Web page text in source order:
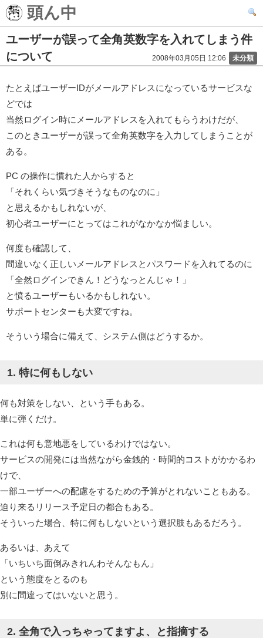
頭ん中
ユーザーが誤って全角英数字を入れてしまう件
について
2008年03月05日 12:06 未分類
たとえばユーザーIDがメールアドレスになっているサービスな
どでは
当然ログイン時にメールアドレスを入れてもらうわけだが、
このときユーザーが誤って全角英数字を入力してしまうことが
ある。
PC の操作に慣れた人からすると
「それくらい気づきそうなものなのに」
と思えるかもしれないが、
初心者ユーザーにとってはこれがなかなか悩ましい。
何度も確認して、
間違いなく正しいメールアドレスとパスワードを入れてるのに
「全然ログインできん！どうなっとんじゃ！」
と憤るユーザーもいるかもしれない。
サポートセンターも大変ですね。
そういう場合に備えて、システム側はどうするか。
1. 特に何もしない
何も対策をしない、という手もある。
単に弾くだけ。
これは何も意地悪をしているわけではない。
サービスの開発には当然ながら金銭的・時間的コストがかかるわ
けで、
一部ユーザーへの配慮をするための予算がとれないこともある。
迫り来るリリース予定日の都合もある。
そういった場合、特に何もしないという選択肢もあるだろう。
あるいは、あえて
「いちいち面倒みきれんわそんなもん」
という態度をとるのも
別に間違ってはいないと思う。
2. 全角で入っちゃってますよ、と指摘する